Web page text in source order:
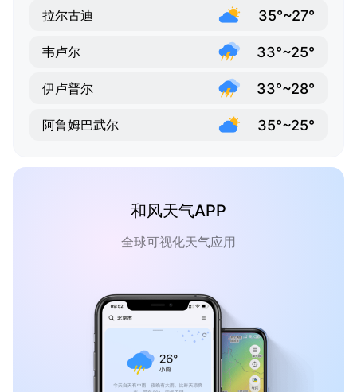
拉尔古迪 35°~27°
韦卢尔 33°~25°
伊卢普尔 33°~28°
阿鲁姆巴武尔 35°~25°
和风天气APP
全球可视化天气应用